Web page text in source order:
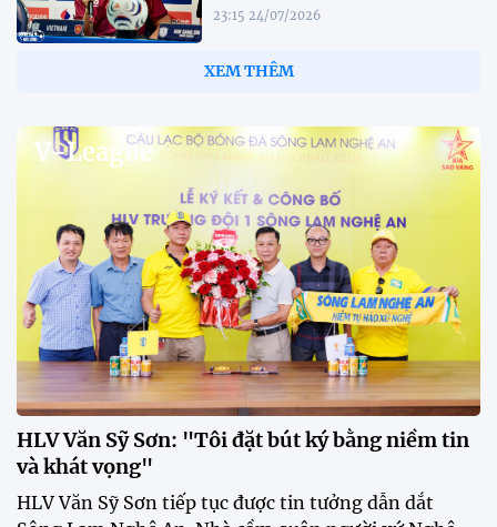
23:15 24/07/2026
XEM THÊM
V-League
HLV Văn Sỹ Sơn: "Tôi đặt bút ký bằng niềm tin
và khát vọng"
HLV Văn Sỹ Sơn tiếp tục được tin tưởng dẫn dắt